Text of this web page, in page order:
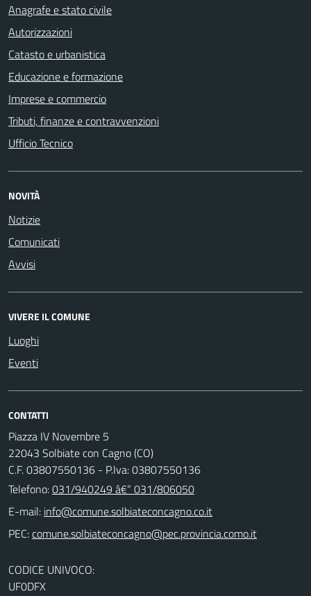
Anagrafe e stato civile
Autorizzazioni
Catasto e urbanistica
Educazione e formazione
Imprese e commercio
Tributi, finanze e contravvenzioni
Ufficio Tecnico
NOVITÀ
Notizie
Comunicati
Avvisi
VIVERE IL COMUNE
Luoghi
Eventi
CONTATTI
Piazza IV Novembre 5
22043 Solbiate con Cagno (CO)
C.F. 03807550136 - P.Iva: 03807550136
Telefono:031/940249 â€“ 031/806050
E-mail:
PEC:
CODICE UNIVOCO:
UF0DFX